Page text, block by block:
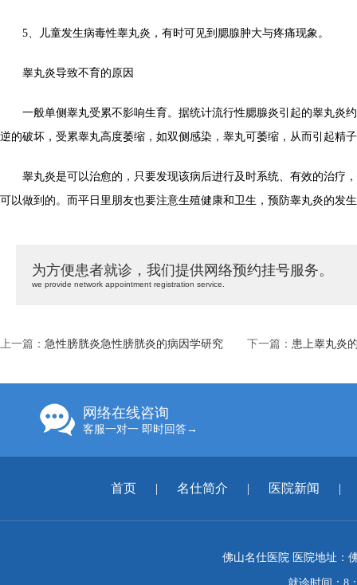
5、儿童发生病毒性睾丸炎，有时可见到腮腺肿大与疼痛现象。
睾丸炎导致不育的原因
一般单侧睾丸受累不影响生育。据统计流行性腮腺炎引起的睾丸炎约
逆的破坏，受累睾丸高度萎缩，如双侧感染，睾丸可萎缩，从而引起精
睾丸炎是可以治愈的，只要发现该病后进行及时系统、有效的治疗
可以做到的。而平日里朋友也要注意生殖健康和卫生，预防睾丸炎的发
为方便患者就诊，我们提供网络预约挂号服务。
we provide network appointment registration service.
上一篇： 急性膀胱炎急性膀胱炎的病因学研究 下一篇： 患上睾丸炎
网络在线咨询
客服一对一 即时回答→
首页 | 名仕简介 | 医院新闻 |
佛山名仕医院 医院地址：